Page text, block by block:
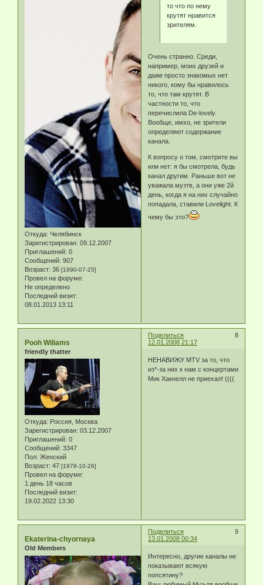
Откуда: Челябинск
Зарегистрирован: 09.12.2007
Приглашений: 0
Сообщений: 907
Возраст: 36 [1990-07-25]
Провел на форуме:
Не определено
Последний визит:
08.01.2013 13:11
то что по нему
крутят нравится
зрителям.
Очень странно. Среди,
например, моих друзей и
даже просто знакомых нет
никого, кому бы нравилось
то, что там крутят. В
частности то, что
перечислила De-lovely.
Вообще, имхо, не зрители
определяют содержание
канала.
К вопросу о том, смотрите вы
или нет: я бы смотрела, будь
канал другим. Раньше вот не
уважала музтв, а они уже 2й
день, когда я на них случайно
попадала, ставили Lovelight. К
чему бы это?
Поделиться
8
12.01.2008 21:17
Pooh Wiliams
friendly thatter
Откуда: Россия, Москва
Зарегистрирован: 03.12.2007
Приглашений: 0
Сообщений: 3347
Пол: Женский
Возраст: 47 [1978-10-26]
Провел на форуме:
1 день 18 часов
Последний визит:
19.02.2022 13:30
НЕНАВИЖУ МТV за то, что
из*-за них к нам с концертами
Мик Хакнелл не приехал! ((((
Поделиться
9
13.01.2008 00:34
Ekaterina-chyornaya
Old Members
Интересно, другие каналы не
показывают всякую
попсятину?